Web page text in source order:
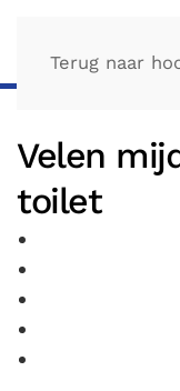
Terug naar
Velen
toilet